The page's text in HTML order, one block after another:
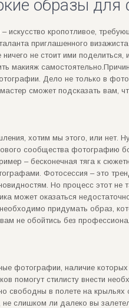
образы для
кропотливое,
приглашенного
не стоит ими
макияж самостоятельно.
Дело не только в
сможет подсказать вам,
хотим мы этого, или нет.
сообщества фотографию
– бесконечная тяга к
Фотосессия – это
Но процесс этот не
может оказаться
придумать образ,
не обойтись без
фотографии, наличие
помогут стилисту внести
свободны в полете на крыльях
не слишком ли далеко вы